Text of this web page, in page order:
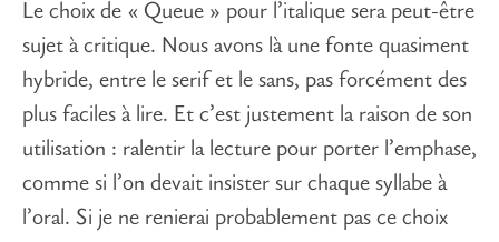
Le choix de « Queue » pour l’italique sera peut-être
sujet à critique. Nous avons là une fonte quasiment
hybride, entre le serif et le sans, pas forcément des
plus faciles à lire. Et c’est justement la raison de son
utilisation : ralentir la lecture pour porter l’emphase,
comme si l’on devait insister sur chaque syllabe à
l’oral. Si je ne renierai probablement pas ce choix